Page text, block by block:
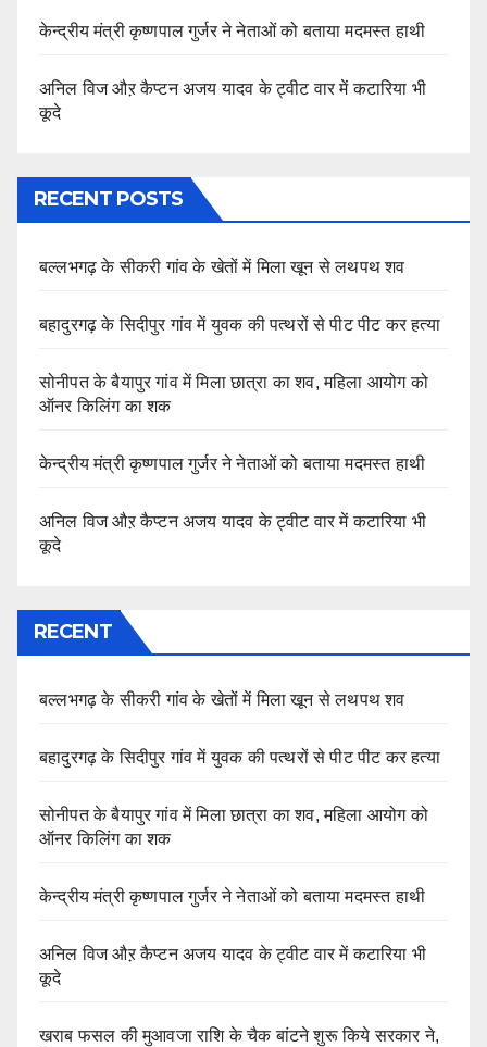
केन्द्रीय मंत्री कृष्णपाल गुर्जर ने नेताओं को बताया मदमस्त हाथी
अनिल विज औऱ कैप्टन अजय यादव के ट्वीट वार में कटारिया भी
कूदे
RECENT POSTS
बल्लभगढ़ के सीकरी गांव के खेतों में मिला खून से लथपथ शव
बहादुरगढ़ के सिदीपुर गांव में युवक की पत्थरों से पीट पीट कर हत्या
सोनीपत के बैयापुर गांव में मिला छात्रा का शव, महिला आयोग को
ऑनर किलिंग का शक
केन्द्रीय मंत्री कृष्णपाल गुर्जर ने नेताओं को बताया मदमस्त हाथी
अनिल विज औऱ कैप्टन अजय यादव के ट्वीट वार में कटारिया भी
कूदे
RECENT
बल्लभगढ़ के सीकरी गांव के खेतों में मिला खून से लथपथ शव
बहादुरगढ़ के सिदीपुर गांव में युवक की पत्थरों से पीट पीट कर हत्या
सोनीपत के बैयापुर गांव में मिला छात्रा का शव, महिला आयोग को
ऑनर किलिंग का शक
केन्द्रीय मंत्री कृष्णपाल गुर्जर ने नेताओं को बताया मदमस्त हाथी
अनिल विज औऱ कैप्टन अजय यादव के ट्वीट वार में कटारिया भी
कूदे
खराब फसल की मुआवजा राशि के चैक बांटने शुरू किये सरकार ने,